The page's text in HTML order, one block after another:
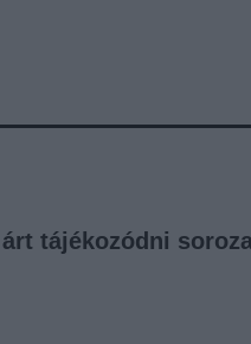
tájékozódni